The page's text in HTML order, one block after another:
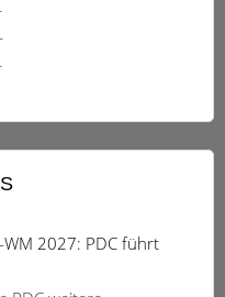
2027: PDC führt